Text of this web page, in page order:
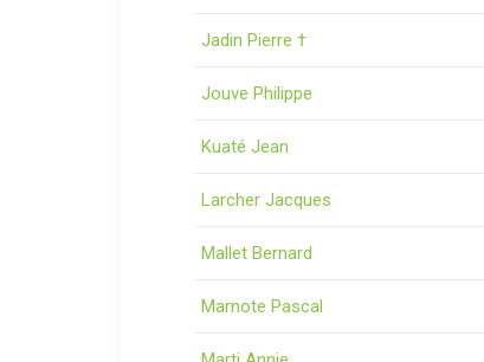
Jadin Pierre †
Jouve Philippe
Kuaté Jean
Larcher Jacques
Mallet Bernard
Marnote Pascal